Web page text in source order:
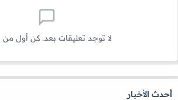
لا توجد تعليقات بعد. كن أول من
أحدث الأخبار